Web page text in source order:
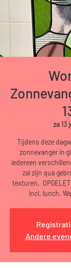
za 13
Tijdens deze
zonnevanger in
iedereen
zal zijn qua
texturen.
incl. lunch.
Andere